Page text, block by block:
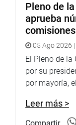
PRENSA-
27-9-2018
Puede encontrar
y redes sociales.
Pleno de
aprueba
05 Ago 2026
El Pleno de
por su
por mayoría,
Leer más >